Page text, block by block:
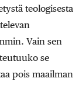
teologisesta
Vain sen
se
pois maailman